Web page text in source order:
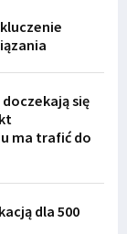
się
ma trafić do
dla 500